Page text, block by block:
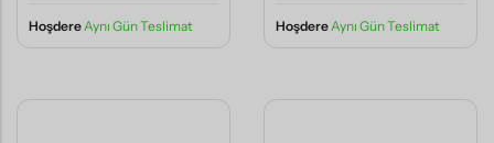
HoşdereAynı Gün Teslimat HoşdereAynı Gün Teslimat